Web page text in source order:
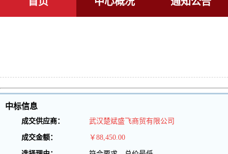
中标信息
成交供应商： 武汉楚斌盛飞商贸有限公司
成交金额： ￥88,450.00